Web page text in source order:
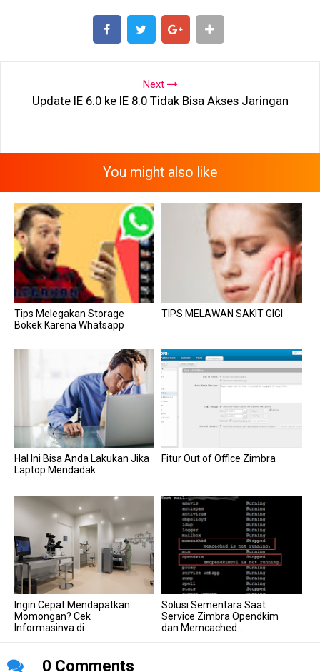
Next
Update IE 6.0 ke IE 8.0 Tidak Bisa Akses Jaringan
You might also like
Tips Melegakan Storage
Bokek Karena Whatsapp
TIPS MELAWAN SAKIT GIGI
Hal Ini Bisa Anda Lakukan Jika
Laptop Mendadak...
Fitur Out of Office Zimbra
Ingin Cepat Mendapatkan
Momongan? Cek
Informasinya di...
Solusi Sementara Saat
Service Zimbra Opendkim
dan Memcached...
0 Comments